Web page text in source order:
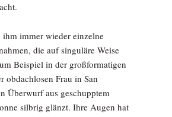
immer wieder einzelne
die auf singuläre Weise
Beispiel in der großformatigen
obdachlosen Frau in San
Überwurf aus geschupptem
silbrig glänzt. Ihre Augen hat